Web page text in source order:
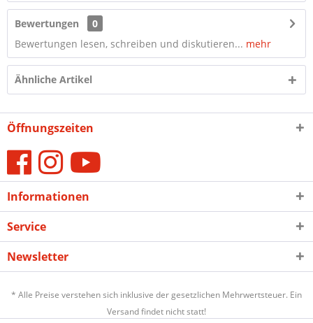
Bewertungen
0
Bewertungen lesen, schreiben und diskutieren... mehr
Ähnliche Artikel
Öffnungszeiten
Informationen
Service
Newsletter
* Alle Preise verstehen sich inklusive der gesetzlichen Mehrwertsteuer. Ein
Versand findet nicht statt!